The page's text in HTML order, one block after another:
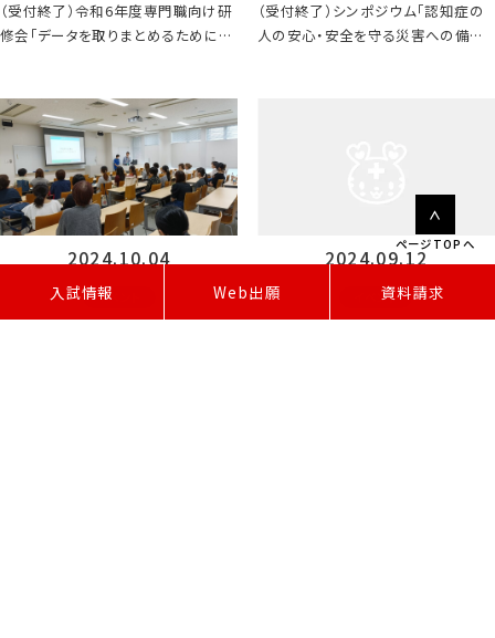
入試情報 Web出願 資料請求
（受付終了）令和6年度専門職向け研
修会「データを取りまとめるために必
（受付終了）シンポジウム「認知症の
人の安心・安全を守る災害への備え」
2024.10.04
イベント
2024.09.12
イベント
ページTOPへ